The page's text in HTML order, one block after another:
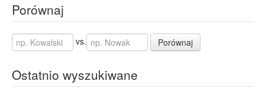
Porównaj
vs. Porównaj
Ostatnio wyszukiwane